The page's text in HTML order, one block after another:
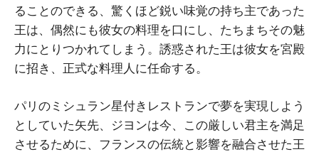
ることのできる、驚くほど鋭い味覚の持ち主であった
王は、偶然にも彼女の料理を口にし、たちまちその魅
力にとりつかれてしまう。誘惑された王は彼女を宮殿
に招き、正式な料理人に任命する。
パリのミシュラン星付きレストランで夢を実現しよう
としていた矢先、ジヨンは今、この厳しい君主を満足
させるために、フランスの伝統と影響を融合させた王